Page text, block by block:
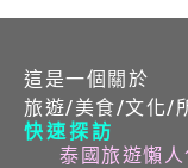
這是一個關於
旅遊/美食/文化/
快速探訪
泰國旅遊懶人